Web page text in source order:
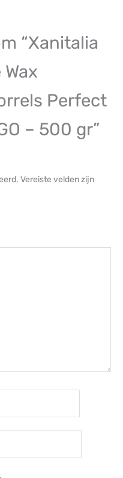
“Xanitalia
Perfect
– 500 gr”
Vereiste velden zijn